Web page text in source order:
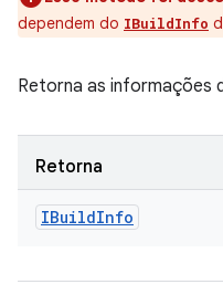
dependem do IBuildInfo
Retorna as informações
Retorna
IBuildInfo